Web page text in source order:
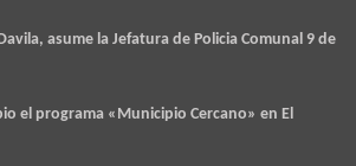
asume la Jefatura de Policia Comunal 9 de
el programa «Municipio Cercano» en El